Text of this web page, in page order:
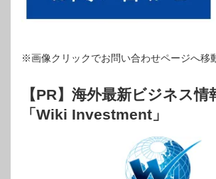
※画像クリックでお問い合わせページへ移
【PR】海外最新ビジネス情
「Wiki Investment」